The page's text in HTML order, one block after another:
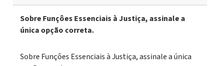
Sobre Funçôes Essenciais à Justiça, assinale a
única opção correta.
Sobre Funçôes Essenciais à Justiça, assinale a única